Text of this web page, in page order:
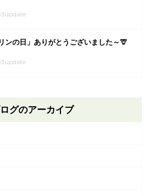
ンの日」ありがとうございました～🦒
グのアーカイブ